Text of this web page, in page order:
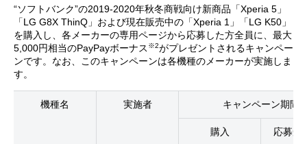
“ソフトバンク”の2019-2020年秋冬商戦向け新商品「Xperia 5」
「LG G8X ThinQ」および現在販売中の「Xperia 1」「LG K50」
を購入し、各メーカーの専用ページから応募した方全員に、最大
5,000円相当のPayPayボーナス ※2がプレゼントされるキャンペー
ンです。なお、このキャンペーンは各機種のメーカーが実施しま
す。
機種名 実施者 キャンペーン期間
購入 応募受